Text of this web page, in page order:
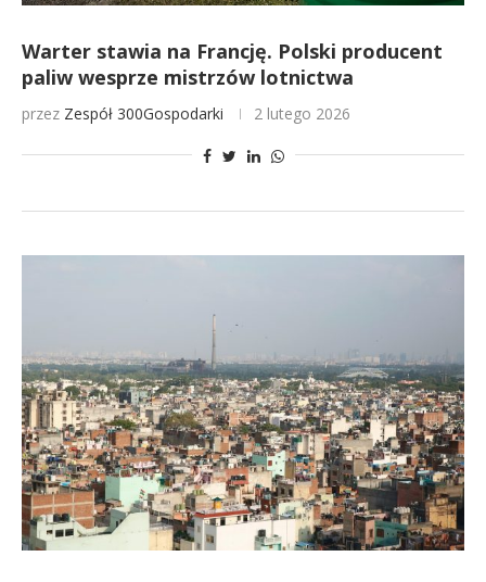
Warter stawia na Francję. Polski producent
paliw wesprze mistrzów lotnictwa
przez Zespół 300Gospodarki 2 lutego 2026